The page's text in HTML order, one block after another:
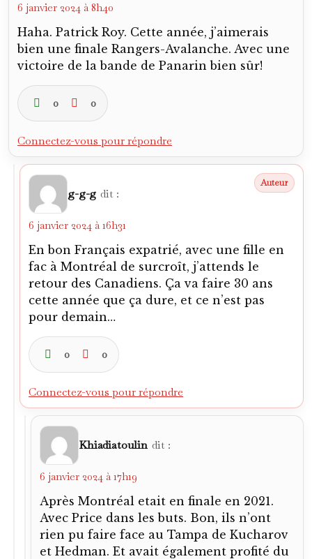
6 janvier 2024 à 8h40
Haha. Patrick Roy. Cette année, j’aimerais
bien une finale Rangers-Avalanche. Avec une
victoire de la bande de Panarin bien sûr!
0 0
Connectez-vous pour répondre
g-g-g dit :
6 janvier 2024 à 16h31
En bon Français expatrié, avec une fille en
fac à Montréal de surcroît, j’attends le
retour des Canadiens. Ça va faire 30 ans
cette année que ça dure, et ce n’est pas
pour demain…
0 0
Connectez-vous pour répondre
Khiadiatoulin dit :
6 janvier 2024 à 17h19
Après Montréal etait en finale en 2021.
Avec Price dans les buts. Bon, ils n’ont
rien pu faire face au Tampa de Kucharov
et Hedman. Et avait également profité du